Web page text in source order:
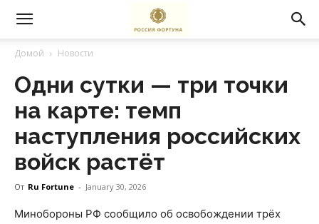
Домой Новости
Одни сутки — три точки
на карте: темп
наступления российских
войск растёт
От Ru Fortune - January 30, 2026
Минобороны РФ сообщило об освобождении трёх